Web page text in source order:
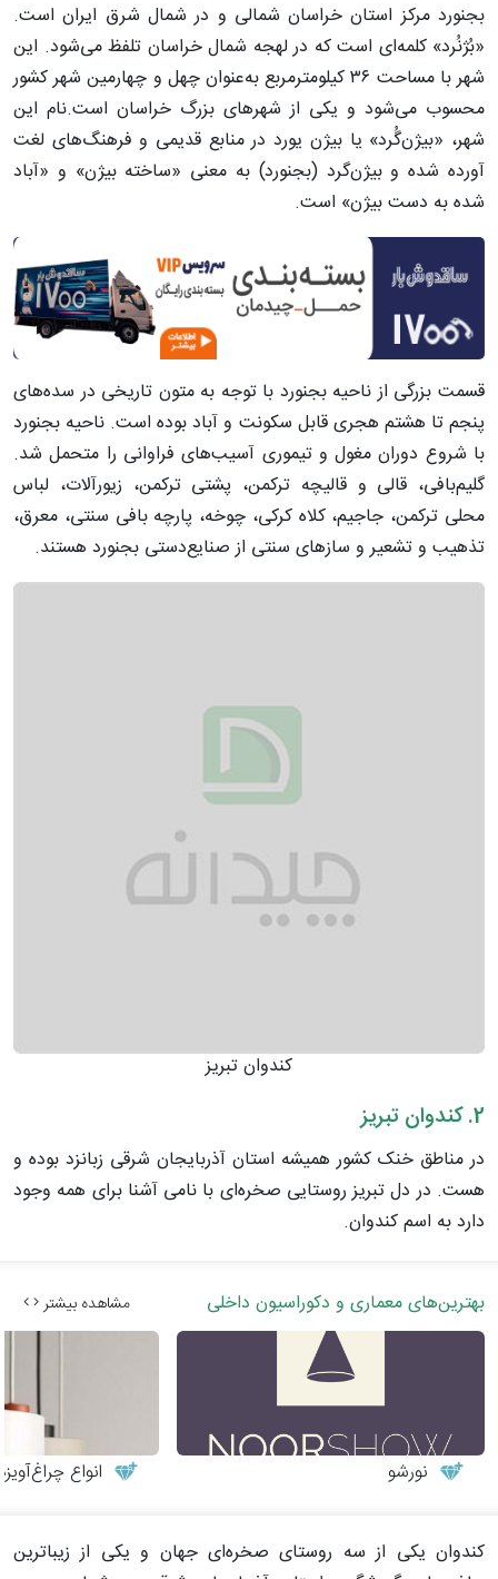
بجنورد مرکز استان خراسان شمالی و در شمال شرق ایران است.
«بُژنُرد» کلمه‌ای است که در لهجه شمال خراسان تلفظ می‌شود. این
شهر با مساحت ۳۶ کیلومترمربع به‌عنوان چهل و چهارمین شهر کشور
محسوب می‌شود و یکی از شهر‌های بزرگ خراسان است.نام این
شهر، «بیژن‌گُرد» یا بیژن یورد در منابع قدیمی و فرهنگ‌های لغت
آورده شده و بیژن‌گرد (بجنورد) به معنی «ساخته بیژن» و «آباد
شده به دست بیژن» است.
قسمت بزرگی از ناحیه بجنورد با توجه به متون تاریخی در سده‌های
پنجم تا هشتم هجری قابل سکونت و آباد بوده است. ناحیه بجنورد
با شروع دوران مغول و تیموری آسیب‌های فراوانی را متحمل شد.
گلیم‌بافی، قالی و قالیچه ترکمن، پشتی ترکمن، زیورآلات، لباس
محلی ترکمن، جاجیم، کلاه کرکی، چوخه، پارچه بافی سنتی، معرق،
تذهیب و تشعیر و ساز‌های سنتی از صنایع‌دستی بجنورد هستند.
کندوان تبریز
2. کندوان تبریز
در مناطق خنک کشور همیشه استان آذربایجان شرقی زبانزد بوده و
هست. در دل تبریز روستایی صخره‌ای با نامی آشنا برای همه وجود
دارد به اسم کندوان.
بهترین‌های معماری و دکوراسیون داخلی مشاهده بیشتر
نورشو انواع
کندوان یکی از سه روستای صخره‌ای جهان و یکی از زیباترین